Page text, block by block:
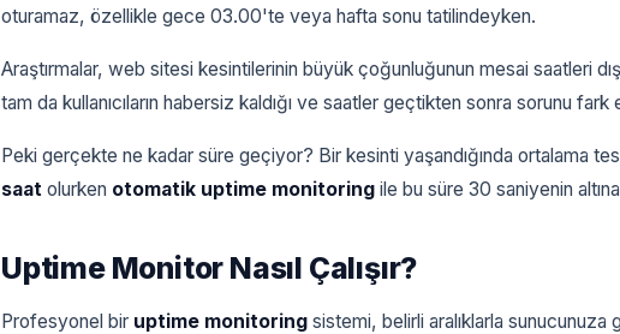
oturamaz, özellikle gece 03.00'te veya hafta sonu tatilindeyken.
Araştırmalar, web sitesi kesintilerinin büyük çoğunluğunun mesai saatleri
tam da kullanıcıların habersiz kaldığı ve saatler geçtikten sonra sorunu
Peki gerçekte ne kadar süre geçiyor? Bir kesinti yaşandığında ortalama
saat olurken otomatik uptime monitoring ile bu süre 30 saniyenin
Uptime Monitor Nasıl Çalışır?
Profesyonel bir uptime monitoring sistemi, belirli aralıklarla sunucunuza